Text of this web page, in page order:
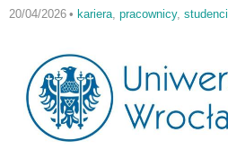
20/04/2026 • kariera, pracownicy, studenci